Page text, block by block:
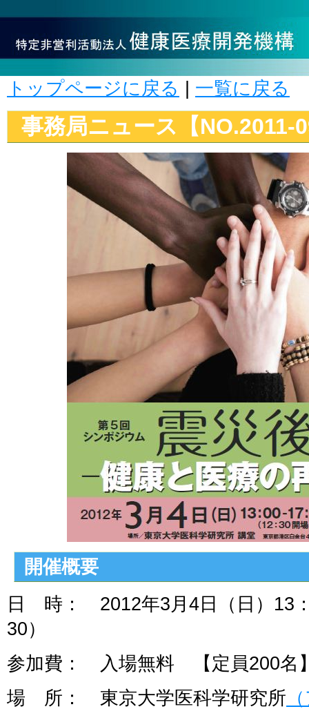
トップページに戻る 一覧に戻る
事務局ニュース【NO.2011-
開催概要
日 時： 2012年3月4日（日）13
30）
参加費： 入場無料 【定員200名
場 所： 東京大学医科学研究所